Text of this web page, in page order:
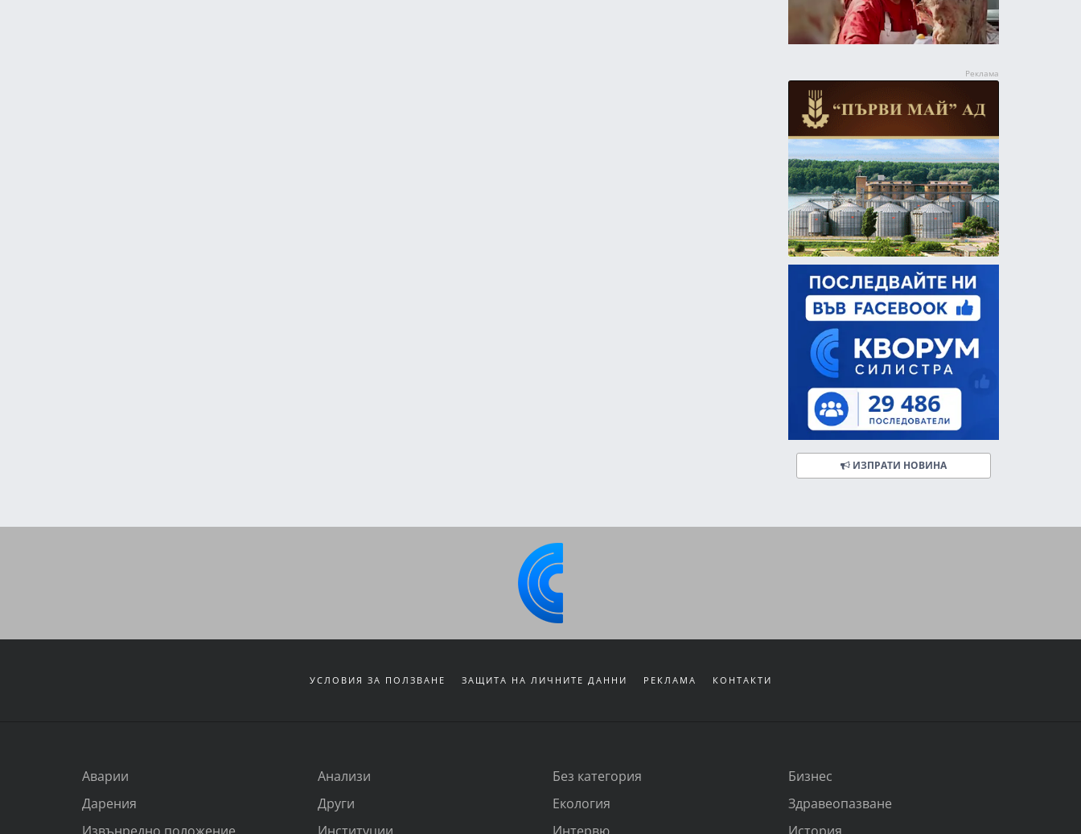
ИЗПРАТИ НОВИНА
УСЛОВИЯ ЗА ПОЛЗВАНЕ ЗАЩИТА НА ЛИЧНИТЕ ДАННИ РЕКЛАМА КОНТАКТИ
Аварии Анализи Без категория
Бизнес
Дарения
Други Екология
Здравеопазване